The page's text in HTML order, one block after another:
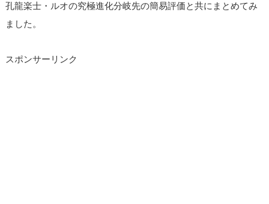
孔龍楽士・ルオの究極進化分岐先の簡易評価と共にまとめてみ
ました。
スポンサーリンク